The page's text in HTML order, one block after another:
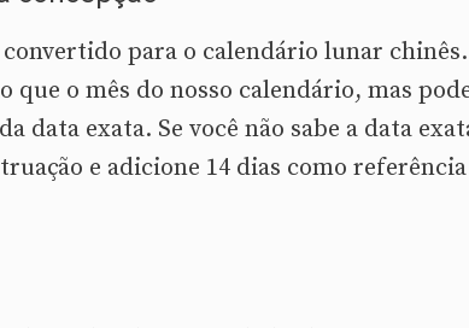
para o calendário lunar
que o mês do nosso calendário, mas
data exata. Se você não sabe a data
e adicione 14 dias como referência